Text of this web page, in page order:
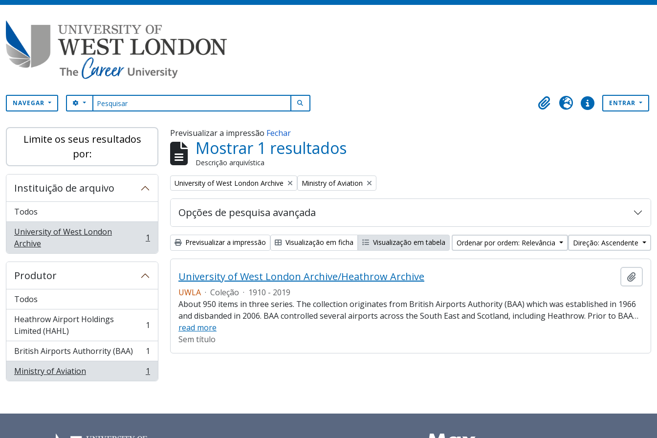
NAVEGAR Pesquisar
SEARCH OPTIONS
Área de transferência
Idioma Ligações rápidas
ENTRAR
Limite os seus resultados
por:
Instituição de arquivo
Todos
University of West London
Archive
, 1 resultados 1
Produtor
Todos
Heathrow Airport Holdings
Limited (HAHL)
, 1 resultados 1
British Airports Authorrity (BAA)
, 1 resultados
1
Ministry of Aviation
, 1 resultados 1
Previsualizar a impressão Fechar
Mostrar 1 resultados
Descrição arquivística
Remove filter:
University of West London Archive Remove filter:
Ministry of Aviation
Opções de pesquisa avançada
Previsualizar a impressão Visualização em ficha Visualização em tabela Ordenar por ordem: Relevância Direção: Ascendente
University of West London Archive/Heathrow Archive
UWLA · Coleção · 1910 - 2019
About 950 items in three series. The collection originates from British Airports Authority (BAA) which was established in 1966
and disbanded in 2006. BAA controlled several airports across the South East and Scotland, including Heathrow. Prior to BAA…
read more
Sem título